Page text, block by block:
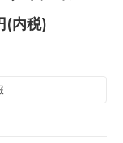
(内税)